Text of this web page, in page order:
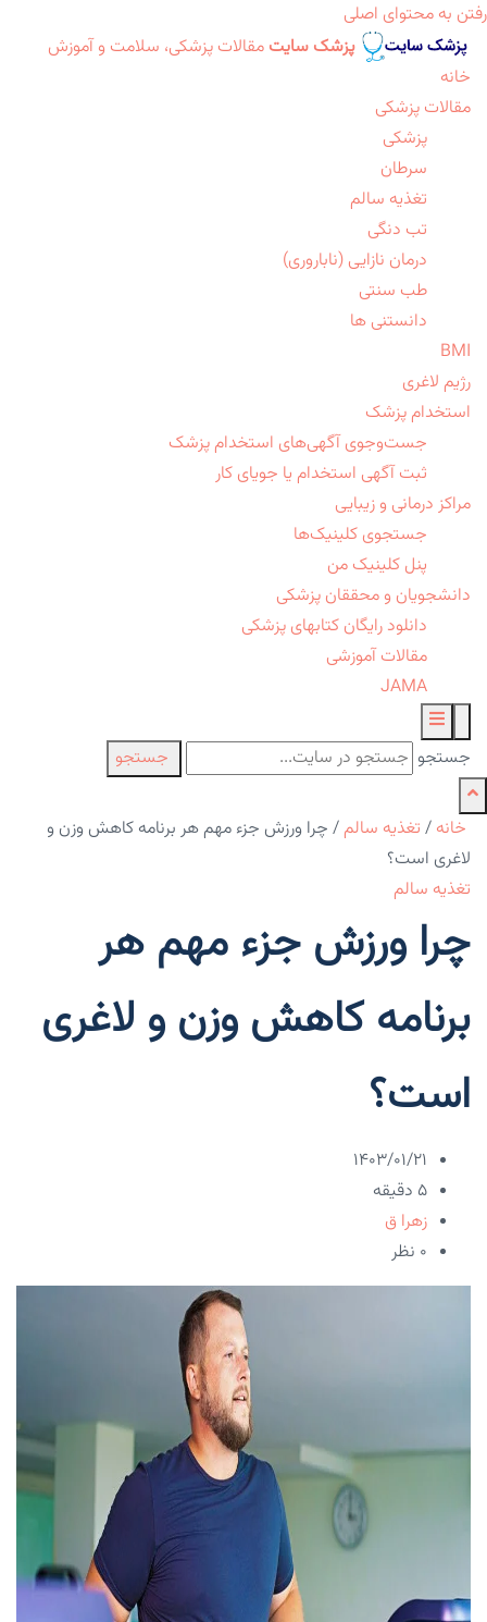
رفتن به محتوای اصلی
پزشک سایت مقالات پزشکی، سلامت و آموزش
خانه
مقالات پزشکی
پزشکی
سرطان
تغذیه سالم
تب دنگی
درمان نازایی (ناباروری)
طب سنتی
دانستنی ها
BMI
رژیم لاغری
استخدام پزشک
جست‌وجوی آگهی‌های استخدام پزشک
ثبت آگهی استخدام یا جویای کار
مراکز درمانی و زیبایی
جستجوی کلینیک‌ها
پنل کلینیک من
دانشجویان و محققان پزشکی
دانلود رایگان کتابهای پزشکی
مقالات آموزشی
JAMA
جستجو جستجو
خانه / تغذیه سالم / چرا ورزش جزء مهم هر برنامه کاهش وزن و
لاغری است؟
تغذیه سالم
چرا ورزش جزء مهم هر
برنامه کاهش وزن و لاغری
است؟
۱۴۰۳/۰۱/۲۱
5 دقیقه
زهرا ق
۰ نظر